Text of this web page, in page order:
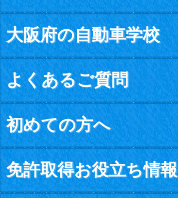
大阪府の自動車学校
よくあるご質問
初めての方へ
免許取得お役立ち情報